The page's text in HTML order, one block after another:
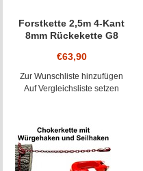
GEWICHT:
HINWEIS:
Forstkette 2,5m 4-Kant
8mm Rückekette G8
Chokerkette rot
Bruchlast 7,8 to.
€63,90
Zur Wunschliste hinzufügen
Auf Vergleichsliste setzen